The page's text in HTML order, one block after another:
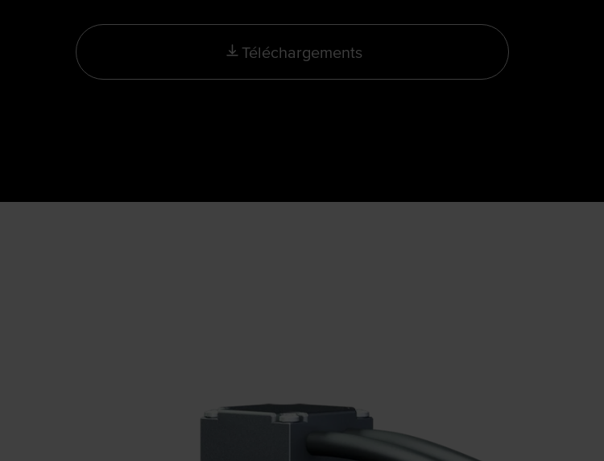
Téléchargements